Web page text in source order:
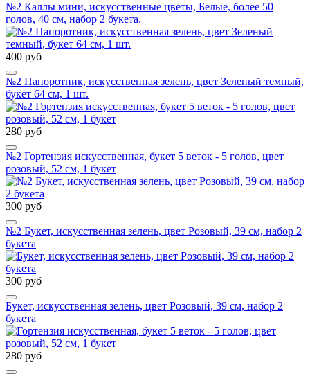
№2 Каллы мини, искусственные цветы, Белые, более 50
голов, 40 см, набор 2 букета.
400 руб
№2 Папоротник, искусственная зелень, цвет Зеленый темный,
букет 64 см, 1 шт.
280 руб
№2 Гортензия искусственная, букет 5 веток - 5 голов, цвет
розовый, 52 см, 1 букет
300 руб
№2 Букет, искусственная зелень, цвет Розовый, 39 см, набор 2
букета
300 руб
Букет, искусственная зелень, цвет Розовый, 39 см, набор 2
букета
280 руб